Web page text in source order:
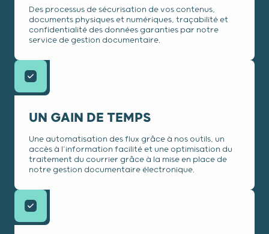
Des processus de sécurisation de vos contenus,
documents physiques et numériques, traçabilité et
confidentialité des données garanties par notre
service de gestion documentaire.
UN GAIN DE TEMPS
Une automatisation des flux grâce à nos outils, un
accès à l’information facilité et une optimisation du
traitement du courrier grâce à la mise en place de
notre gestion documentaire électronique.